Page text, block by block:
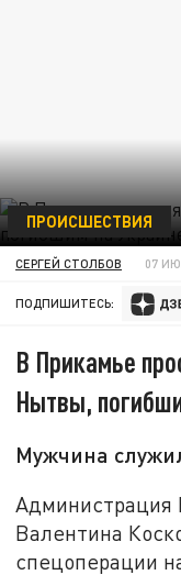
ПРОИСШЕСТВИЯ
СЕРГЕЙ СТОЛБОВ 07
ПОДПИШИТЕСЬ:
В Прикамье
Нытвы,
Мужчина
Администрация
Валентина
спецоперации